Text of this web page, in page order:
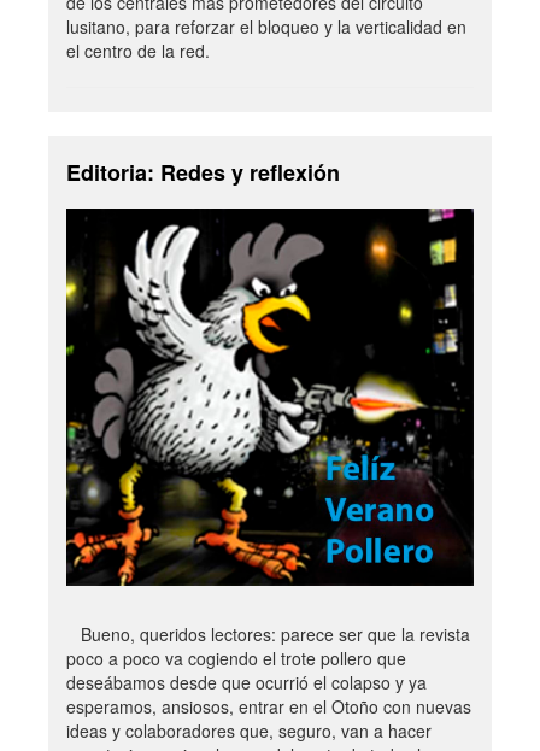
lusitano, para reforzar el bloqueo y la verticalidad en
el centro de la red.
Editoria: Redes y reflexión
Bueno, queridos lectores: parece ser que la revista
poco a poco va cogiendo el trote pollero que
deseábamos desde que ocurrió el colapso y ya
esperamos, ansiosos, entrar en el Otoño con nuevas
ideas y colaboradores que, seguro, van a hacer